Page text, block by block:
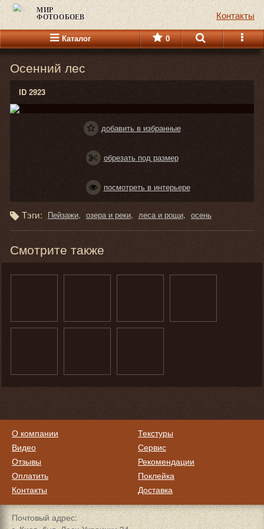
МИР
ФОТООБОЕВ Контакты
Каталог 0
Осенний лес
ID 2923
добавить в избранные
обрезать под размер
посмотреть в интерьере
Тэги: Пейзажи озера и реки леса и рощи осень
Смотрите также
О компании
Видео
Отзывы
Оплатить
Контакты
Текстуры
Сервис
Рекомендации
Поклейка
Доставка
Почтовый адрес: